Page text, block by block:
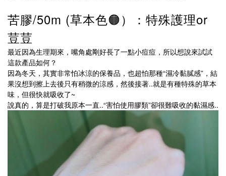
苦膠/50m (草本色🟠）：特殊護理or
荳荳
最近因為生理期來，嘴角處剛好長了一點小痘痘，所以想說來試試
這款產品如何？
因為冬天，其實非常怕冰涼的保養品，也超怕那種“濕冷黏膩感”，結
果沒想到擦上去後只有稍微的涼感，然後接著..就是有種特殊的草本
味，但很快就吸收了~
說真的，算是打破我原本一直..“害怕使用膠類”卻很難吸收的黏濕感..